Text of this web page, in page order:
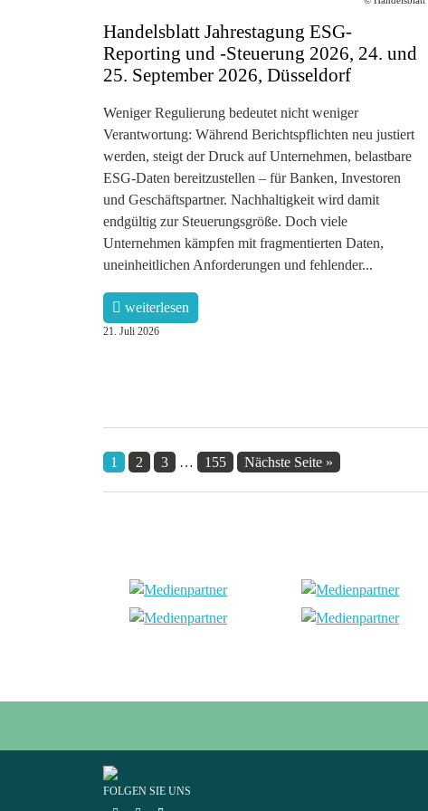
Handelsblatt Jahrestagung ESG-
Reporting und -Steuerung 2026, 24. und
25. September 2026, Düsseldorf
Weniger Regulierung bedeutet nicht weniger
Verantwortung: Während Berichtspflichten neu justiert
werden, steigt der Druck auf Unternehmen, belastbare
ESG-Daten bereitzustellen – für Banken, Investoren
und Geschäftspartner. Nachhaltigkeit wird damit
endgültig zur Steuerungsgröße. Doch viele
Unternehmen kämpfen mit fragmentierten Daten,
uneinheitlichen Anforderungen und fehlender...
weiterlesen
21. Juli 2026
1 2 3 … 155 Nächste Seite »
FOLGEN SIE UNS